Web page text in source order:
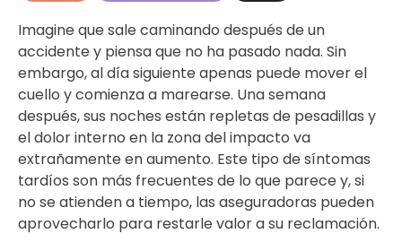
Imagine que sale caminando después de un
accidente y piensa que no ha pasado nada. Sin
embargo, al día siguiente apenas puede mover el
cuello y comienza a marearse. Una semana
después, sus noches están repletas de pesadillas y
el dolor interno en la zona del impacto va
extrañamente en aumento. Este tipo de síntomas
tardíos son más frecuentes de lo que parece y, si
no se atienden a tiempo, las aseguradoras pueden
aprovecharlo para restarle valor a su reclamación.